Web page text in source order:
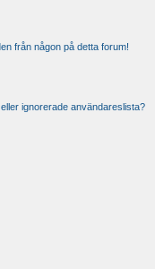
från någon på detta forum!
ignorerade användareslista?